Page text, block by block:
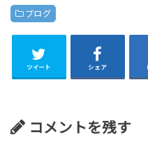
ブログ
ツイート シェア
コメントを残す